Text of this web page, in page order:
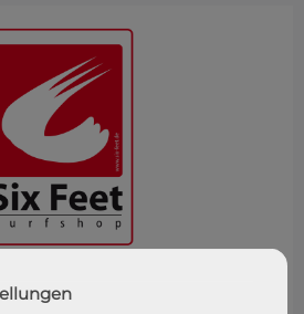
Surf & SUP Shop
(Bodensee)